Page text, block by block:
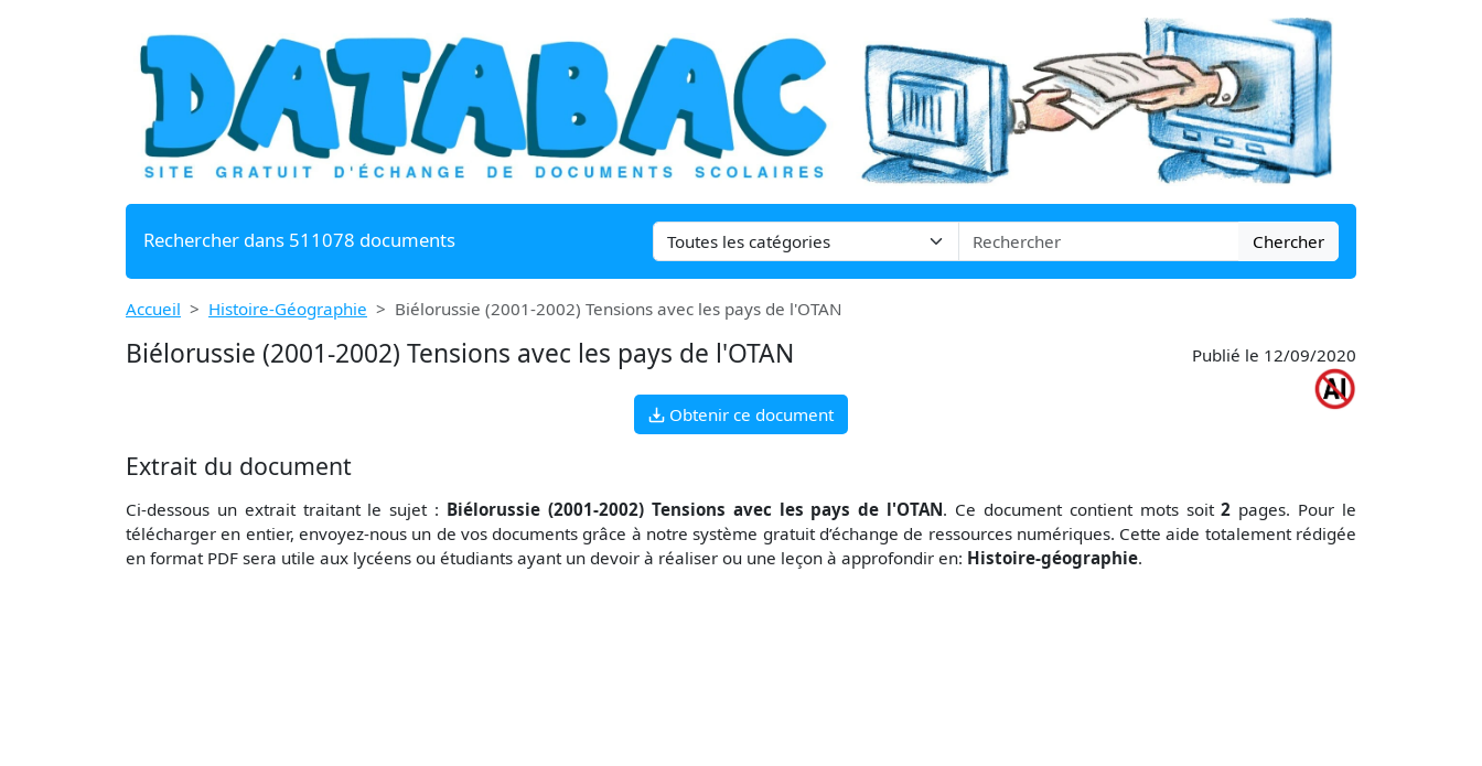
Rechercher dans 511078 documents Chercher
Accueil Histoire-Géographie Biélorussie (2001-2002) Tensions avec les pays de l'OTAN
Biélorussie (2001-2002) Tensions avec les pays de l'OTAN Publié le 12/09/2020
Obtenir ce document
Extrait du document
Ci-dessous un extrait traitant le sujet : Biélorussie (2001-2002) Tensions avec les pays de l'OTAN. Ce document contient mots soit2 pages. Pour le
télécharger en entier, envoyez-nous un de vos documents grâce à notre système gratuit d’échange de ressources numériques. Cette aide totalement rédigée
en format PDF sera utile aux lycéens ou étudiants ayant un devoir à réaliser ou une leçon à approfondir en: Histoire-géographie.